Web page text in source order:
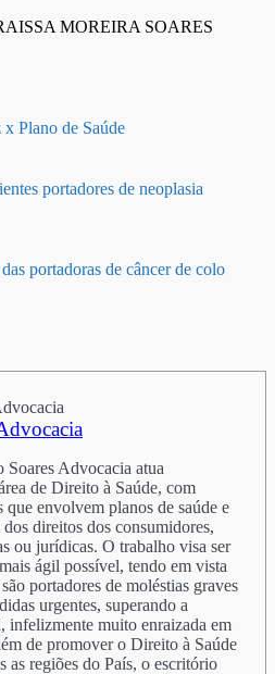
MOREIRA SOARES
Plano de Saúde
portadores de neoplasia
portadoras de câncer de colo
Soares Advocacia atua
de Direito à Saúde, com
que envolvem planos de saúde e
direitos dos consumidores,
ou jurídicas. O trabalho visa ser
ágil possível, tendo em vista
portadores de moléstias graves
urgentes, superando a
infelizmente muito enraizada em
de promover o Direito à Saúde
as regiões do País, o escritório